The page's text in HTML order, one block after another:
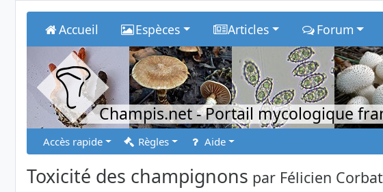
Accueil Espèces Articles Forum
Champis.net- Portail mycologique
Accès rapide Règles Aide
Toxicité des champignons par Félicien Corbat